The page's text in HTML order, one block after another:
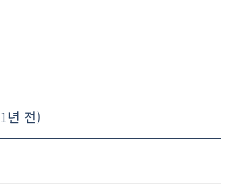
년 전)